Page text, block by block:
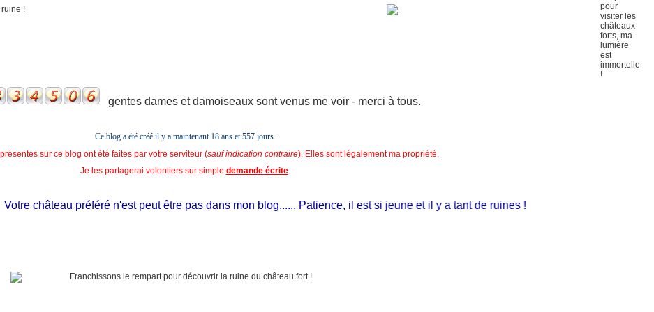
gentes dames et damoiseaux sont venus me voir - merci à tous.
Ce blog a été créé il y a maintenant 18 ans et557 jours.
sur ce blog ont été faites par votre serviteur (sauf indication contraire). Elles sont légalement ma propriété.
Je les partagerai volontiers sur simple demande écrite.
Votre château préféré n'est peut être pas dans mon blog...... Patience, il est si jeune et il y a tant de ruines !